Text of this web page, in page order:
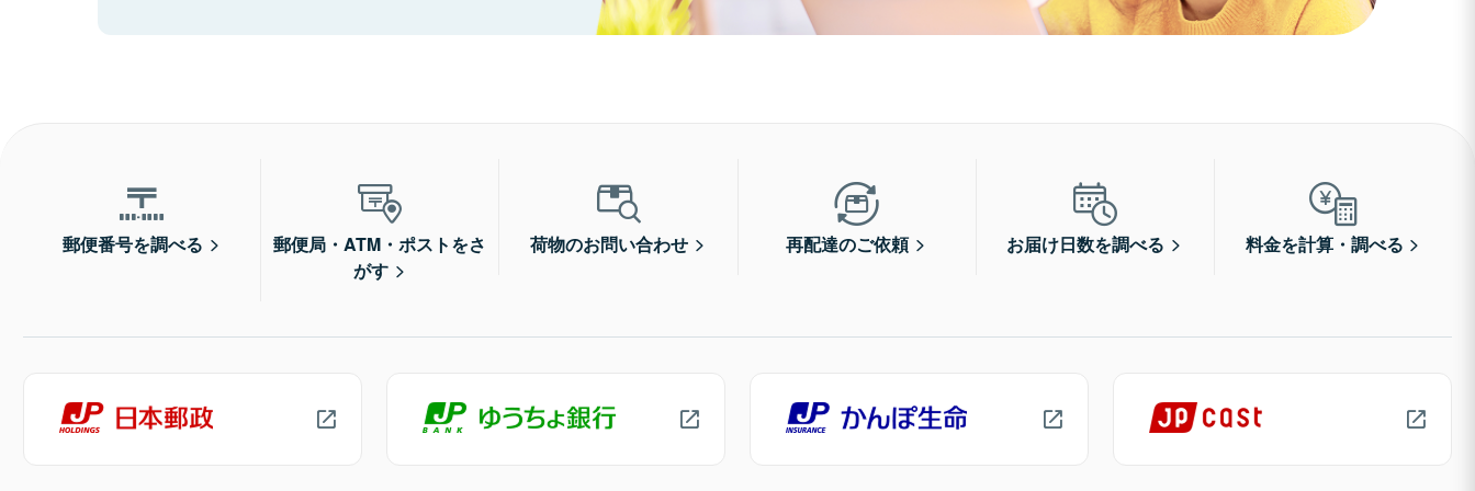
郵便番号を調べる
郵便局・ATM・ポストをさ
がす
荷物のお問い合わせ 再配達のご依頼 お届け日数を調べる 料金を計算・調べる